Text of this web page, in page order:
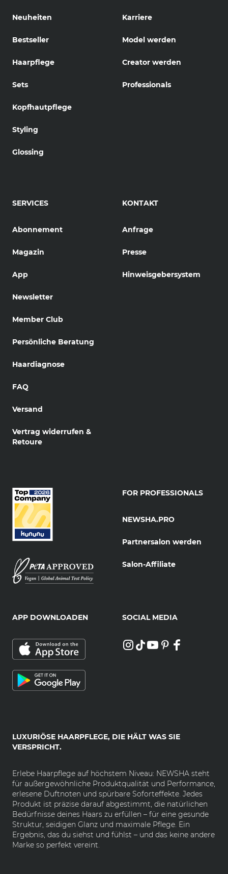
Neuheiten
Bestseller
Haarpflege
Sets
Kopfhautpflege
Styling
Glossing
Karriere
Model werden
Creator werden
Professionals
SERVICES
Abonnement
Magazin
App
Newsletter
Member Club
Persönliche Beratung
Haardiagnose
FAQ
Versand
Vertrag widerrufen &
Retoure
KONTAKT
Anfrage
Presse
Hinweisgebersystem
LUXURIÖSE HAARPFLEGE, DIE HÄLT WAS SIE
VERSPRICHT.
Erlebe Haarpflege auf höchstem Niveau: NEWSHA steht
für außergewöhnliche Produktqualität und Performance,
erlesene Duftnoten und spürbare Soforteffekte. Jedes
Produkt ist präzise darauf abgestimmt, die natürlichen
Bedürfnisse deines Haars zu erfüllen – für eine gesunde
Struktur, seidigen Glanz und maximale Pflege. Ein
Ergebnis, das du siehst und fühlst – und das keine andere
Marke so perfekt vereint.
FOR PROFESSIONALS
NEWSHA.PRO
Partnersalon werden
Salon-Affiliate
APP DOWNLOADEN SOCIAL MEDIA